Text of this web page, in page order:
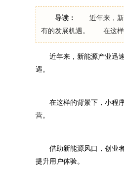
导读：
近年来，新能
有的发展机遇。 在这样
近年来，新能源产业迅速
遇。
在这样的背景下，小程序
营。
借助新能源风口，创业者
提升用户体验。